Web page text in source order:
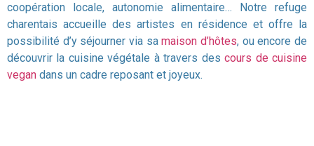
coopération locale, autonomie alimentaire… Notre refuge
charentais accueille desartistes en résidence et offre la
possibilité d’y séjourner via samaison d’hôtes, ou encore de
découvrir la cuisine végétale à travers descours de cuisine
vegan dans un cadre reposant et joyeux.